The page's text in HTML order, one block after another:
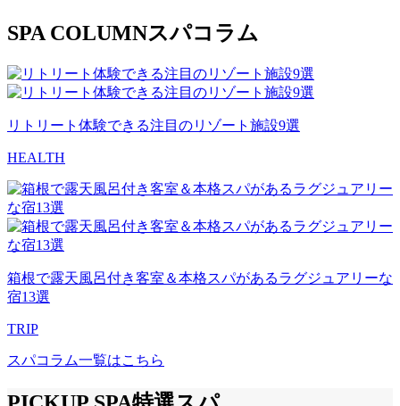
SPA COLUMNスパコラム
リトリート体験できる注目のリゾート施設9選
HEALTH
箱根で露天風呂付き客室＆本格スパがあるラグジュアリーな
宿13選
TRIP
スパコラム一覧はこちら